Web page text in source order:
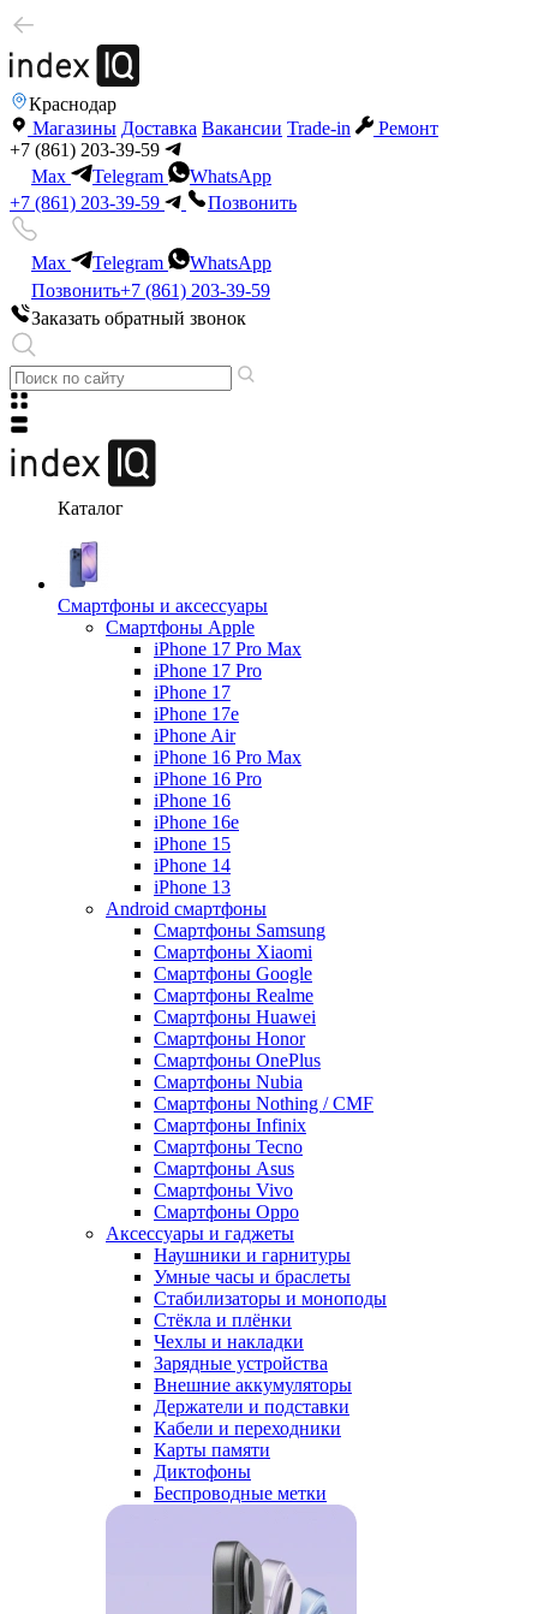
Краснодар
Магазины Доставка Вакансии Trade-in
Ремонт
+7 (861) 203-39-59
Max
Telegram
WhatsApp
+7 (861) 203-39-59
Позвонить
Max Telegram
WhatsApp
Позвонить+7 (861) 203-39-59
Заказать обратный звонок
Каталог
Смартфоны и аксессуары
Смартфоны Apple
iPhone 17 Pro Max
iPhone 17 Pro
iPhone 17
iPhone 17e
iPhone Air
iPhone 16 Pro Max
iPhone 16 Pro
iPhone 16
iPhone 16e
iPhone 15
iPhone 14
iPhone 13
Android cмартфоны
Смартфоны Samsung
Смартфоны Xiaomi
Смартфоны Google
Смартфоны Realme
Смартфоны Huawei
Смартфоны Honor
Смартфоны OnePlus
Смартфоны Nubia
Смартфоны Nothing / CMF
Смартфоны Infinix
Смартфоны Tecno
Смартфоны Asus
Смартфоны Vivo
Смартфоны Oppo
Аксессуары и гаджеты
Наушники и гарнитуры
Умные часы и браслеты
Стабилизаторы и моноподы
Стёкла и плёнки
Чехлы и накладки
Зарядные устройства
Внешние аккумуляторы
Держатели и подставки
Кабели и переходники
Карты памяти
Диктофоны
Беспроводные метки